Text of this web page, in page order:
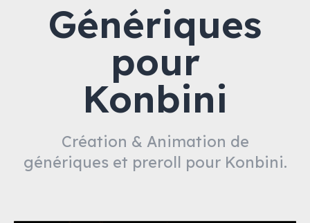
Génériques
pour
Konbini
Création & Animation de
génériques et preroll pour Konbini.